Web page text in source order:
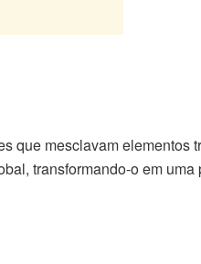
que mesclavam elementos
transformando-o em uma